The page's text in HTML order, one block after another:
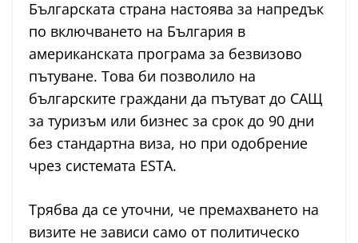
Българската страна настоява за напредък
по включването на България в
американската програма за безвизово
пътуване. Това би позволило на
българските граждани да пътуват до САЩ
за туризъм или бизнес за срок до 90 дни
без стандартна виза, но при одобрение
чрез системата ESTA.
Трябва да се уточни, че премахването на
визите не зависи само от политическо